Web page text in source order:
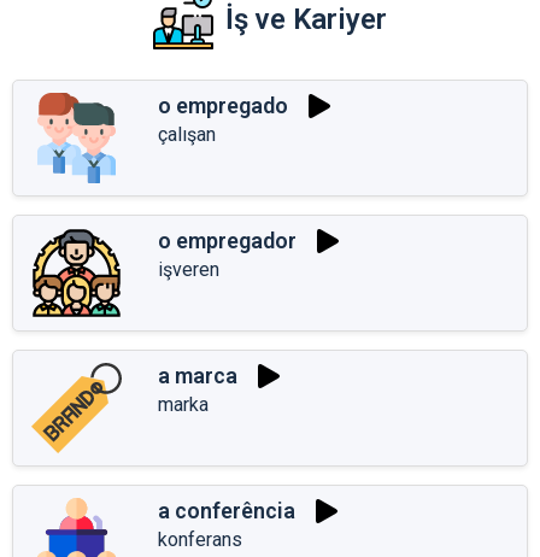
İş ve Kariyer
o empregado
çalışan
o empregador
işveren
a marca
marka
a conferência
konferans